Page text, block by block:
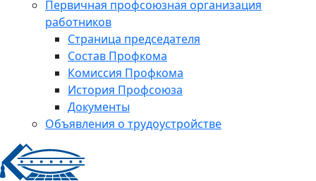
Первичная профсоюзная организация
работников
Страница председателя
Состав Профкома
Комиссия Профкома
История Профсоюза
Документы
Объявления о трудоустройстве